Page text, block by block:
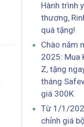
Hành trình
thương,
quà tặng!
Chào năm
2025: Mua
Z, tặng
tháng
giá 300K
Từ 1/1/
chỉnh giá